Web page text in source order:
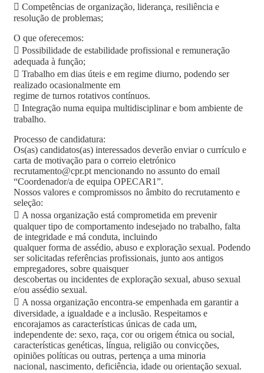
 Competências de organização, liderança, resiliência e
resolução de problemas;
O que oferecemos:
 Possibilidade de estabilidade profissional e remuneração
adequada à função;
 Trabalho em dias úteis e em regime diurno, podendo ser
realizado ocasionalmente em
regime de turnos rotativos contínuos.
 Integração numa equipa multidisciplinar e bom ambiente de
trabalho.
Processo de candidatura:
Os(as) candidatos(as) interessados deverão enviar o currículo e
carta de motivação para o correio eletrónico
recrutamento@cpr.pt mencionando no assunto do email
“Coordenador/a de equipa OPECAR1”.
Nossos valores e compromissos no âmbito do recrutamento e
seleção:
 A nossa organização está comprometida em prevenir
qualquer tipo de comportamento indesejado no trabalho, falta
de integridade e má conduta, incluindo
qualquer forma de assédio, abuso e exploração sexual. Podendo
ser solicitadas referências profissionais, junto aos antigos
empregadores, sobre quaisquer
descobertas ou incidentes de exploração sexual, abuso sexual
e/ou assédio sexual.
 A nossa organização encontra-se empenhada em garantir a
diversidade, a igualdade e a inclusão. Respeitamos e
encorajamos as características únicas de cada um,
independente de: sexo, raça, cor ou origem étnica ou social,
características genéticas, língua, religião ou convicções,
opiniões políticas ou outras, pertença a uma minoria
nacional, nascimento, deficiência, idade ou orientação sexual.